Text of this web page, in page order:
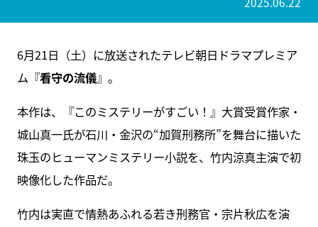
6月21日（土）に放送されたテレビ朝日ドラマプレミア
ム『看守の流儀』。
本作は、『このミステリーがすごい！』大賞受賞作家・
城山真一氏が石川・金沢の“加賀刑務所”を舞台に描いた
珠玉のヒューマンミステリー小説を、竹内涼真主演で初
映像化した作品だ。
竹内は実直で情熱あふれる若き刑務官・宗片秋広を演